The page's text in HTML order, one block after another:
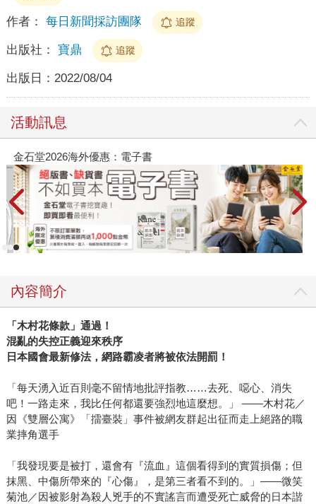
作者： 每日新聞採訪團隊 追蹤
出版社： 寶鼎 追蹤
出版日： 2022/08/04
活動訊息
金石堂2026海外優惠：電子書
內容簡介
「木村花條款」通過！
混亂的失控正義迎來秩序
日本國會最新修法，網路霸凌者將被依法開罰！
「每天湧入近百則毫不留情地批評指教……去死、噁心、消失
吧！一路走來，我比任何都還要強烈地這麼想。」 ——木村花／
因《雙層公寓》「擂臺裝」事件被網友群起出征而走上絕路的職
業摔角選手
「我發現要是被打，還會有『流血』這個看得到的實質損傷；但
抹黑、中傷所帶來的『心傷』，是第三者看不到的。」——微笑
菊池／因被影射為殺人兇手的不實謠言而遭受死亡威脅的日本諧